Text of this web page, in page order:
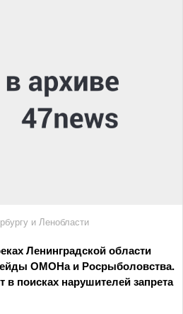
и Ленобласти
Ленинградской области
ОМОНа и Росрыболовства.
поисках нарушителей запрета